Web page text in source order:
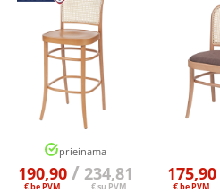
prieinama
190,90
€ be PVM
/ 234,81
€ su PVM
175,90
€ be PVM